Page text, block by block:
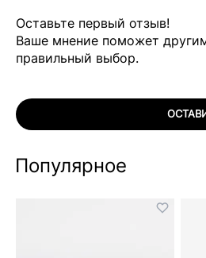
Оставьте первый отзыв!
Ваше мнение поможет
правильный выбор.
Популярное